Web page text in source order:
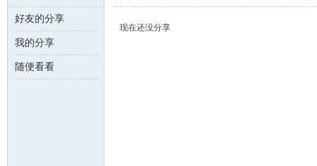
数 ›
好友的分享
我的分享
随便看看
现在还没分享